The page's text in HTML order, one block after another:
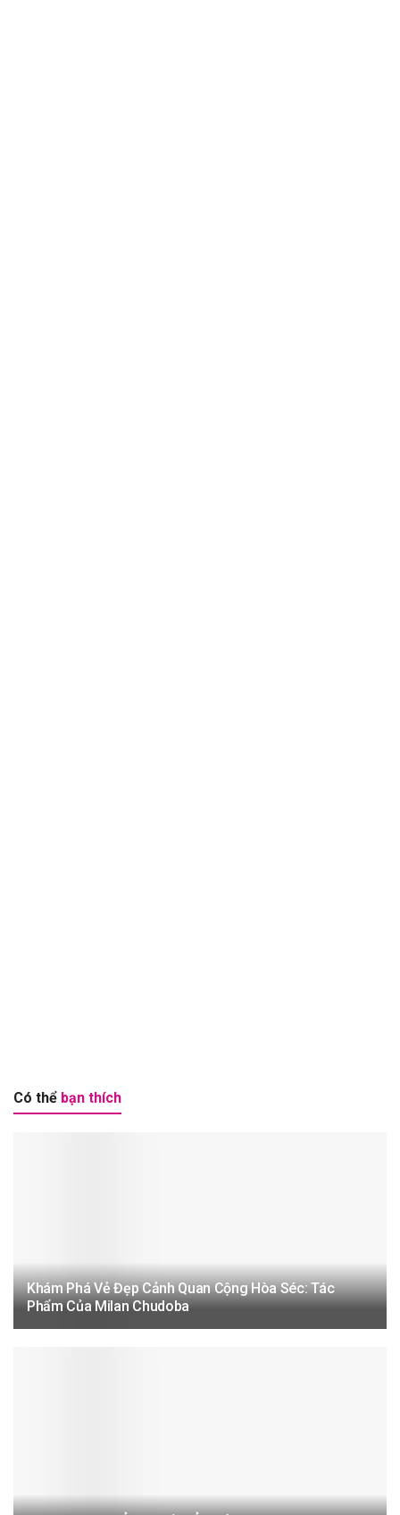
Có thể bạn thích
Khám Phá Vẻ Đẹp Cảnh Quan Cộng Hòa Séc: Tác
Phẩm Của Milan Chudoba